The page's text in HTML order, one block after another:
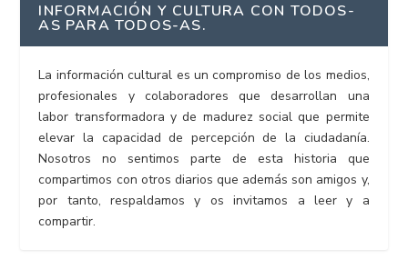
INFORMACIÓN Y CULTURA CON TODOS-
AS PARA TODOS-AS.
La información cultural es un compromiso de los medios,
profesionales y colaboradores que desarrollan una
labor transformadora y de madurez social que permite
elevar la capacidad de percepción de la ciudadanía.
Nosotros no sentimos parte de esta historia que
compartimos con otros diarios que además son amigos y,
por tanto, respaldamos y os invitamos a leer y a
compartir.